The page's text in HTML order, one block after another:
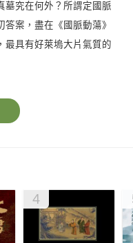
墓究在何外？所謂定國脈
案，盡在《國脈動蕩》
最具有好萊塢大片氣質的
4